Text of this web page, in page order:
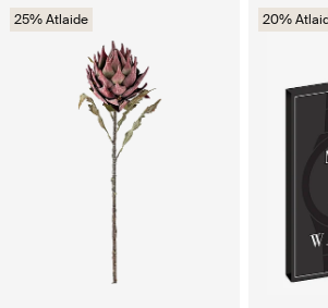
25% Atlaide 20%